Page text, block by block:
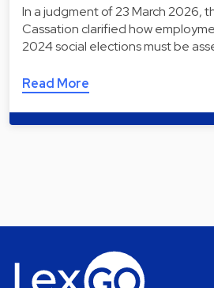
In a judgment of 23 March 2026,
Cassation clarified how
2024 social elections must be
Read More